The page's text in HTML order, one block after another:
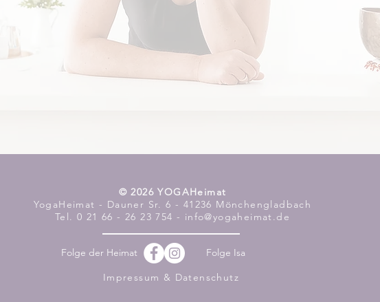
​© 2026 YOGAHeimat
YogaHeimat - Dauner Sr. 6 - 41236 Mönchengladbach
Tel. 0 21 66 - 26 23 754 - info@yogaheimat.de
Folge der Heimat
Folge Isa
Impressum & Datenschutz